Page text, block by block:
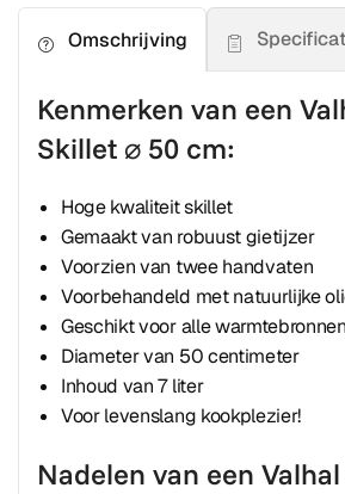
Omschrijving
Kenmerken van een
Skillet ⌀ 50 cm:
Hoge kwaliteit skillet
Gemaakt van robuust gietijzer
Voorzien van twee handvaten
Voorbehandeld met natuurlijke
Geschikt voor alle warmtebronnen
Diameter van 50 centimeter
Inhoud van 7 liter
Voor levenslang kookplezier!
Nadelen van een